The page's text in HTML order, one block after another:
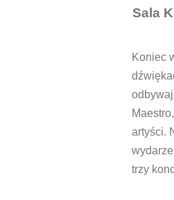
Sala
Koniec
artyści.
trzy